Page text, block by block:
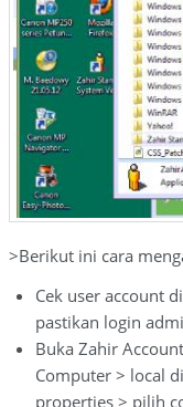
>Berikut ini cara
Cek user account
pastikan login
Buka Zahir
Computer > local
properties > pilih